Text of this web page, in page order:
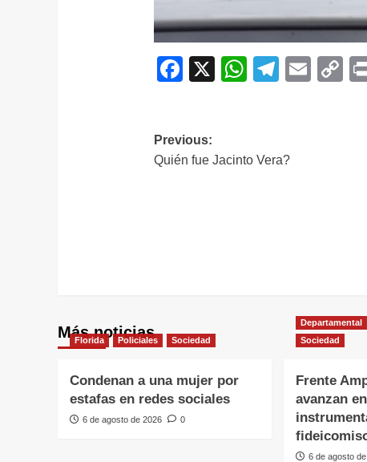
Facebook
X WhatsApp
Navegación
de
Previous:
Quién fue Jacinto Vera?
Más noticias
Florida Policiales Sociedad
Condenan a una mujer por
estafas en redes sociales
6 de agosto de 2026 0
Departamental
Sociedad
Frente
avanzan
6 de agosto